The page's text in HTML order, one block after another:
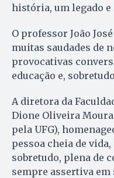
história, um legado e
O professor João
muitas saudades de
provocativas
educação e,
A diretora da
Dione Oliveira
pela UFG),
pessoa cheia de
sobretudo, plena de
sempre assertiva